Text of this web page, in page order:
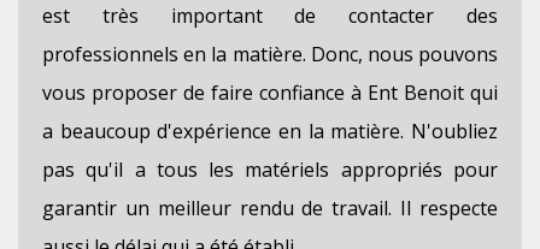
est très important de contacter des
professionnels en la matière. Donc, nous pouvons
vous proposer de faire confiance à Ent Benoit qui
a beaucoup d'expérience en la matière. N'oubliez
pas qu'il a tous les matériels appropriés pour
garantir un meilleur rendu de travail. Il respecte